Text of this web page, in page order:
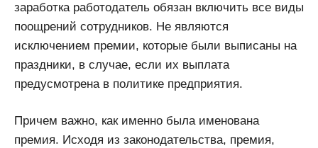
заработка работодатель обязан включить все виды
поощрений сотрудников. Не являются
исключением премии, которые были выписаны на
праздники, в случае, если их выплата
предусмотрена в политике предприятия.
Причем важно, как именно была именована
премия. Исходя из законодательства, премия,